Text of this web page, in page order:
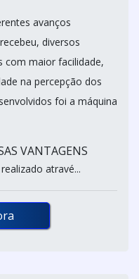
avanços
diversos
com maior facilidade,
na percepção dos
foi a máquina
VANTAGENS
atravé...